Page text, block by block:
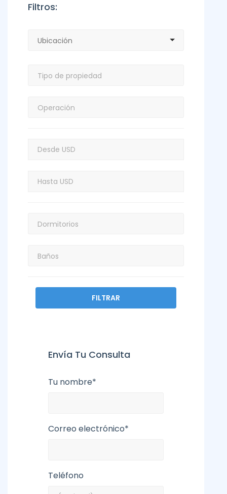
Filtros:
FILTRAR
Envía Tu Consulta
Tu nombre*
Correo electrónico*
Teléfono